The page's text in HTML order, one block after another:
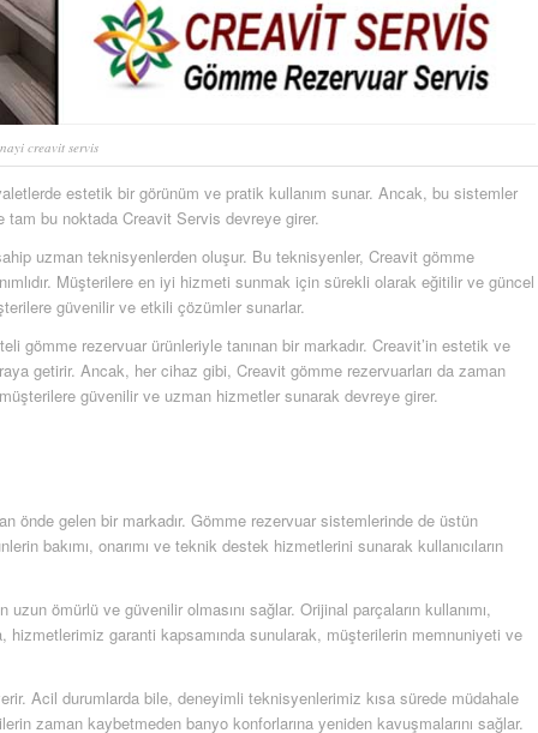
creavit servis
estetik bir görünüm ve pratik kullanım sunar. Ancak, bu sistemler
bu noktada Creavit Servis devreye girer.
uzman teknisyenlerden oluşur. Bu teknisyenler, Creavit gömme
Müşterilere en iyi hizmeti sunmak için sürekli olarak eğitilir ve güncel
güvenilir ve etkili çözümler sunarlar.
gömme rezervuar ürünleriyle tanınan bir markadır. Creavit’in estetik ve
getirir. Ancak, her cihaz gibi, Creavit gömme rezervuarları da zaman
güvenilir ve uzman hizmetler sunarak devreye girer.
önde gelen bir markadır. Gömme rezervuar sistemlerinde de üstün
bakımı, onarımı ve teknik destek hizmetlerini sunarak kullanıcıların
ömürlü ve güvenilir olmasını sağlar. Orijinal parçaların kullanımı,
hizmetlerimiz garanti kapsamında sunularak, müşterilerin memnuniyeti ve
Acil durumlarda bile, deneyimli teknisyenlerimiz kısa sürede müdahale
zaman kaybetmeden banyo konforlarına yeniden kavuşmalarını sağlar.